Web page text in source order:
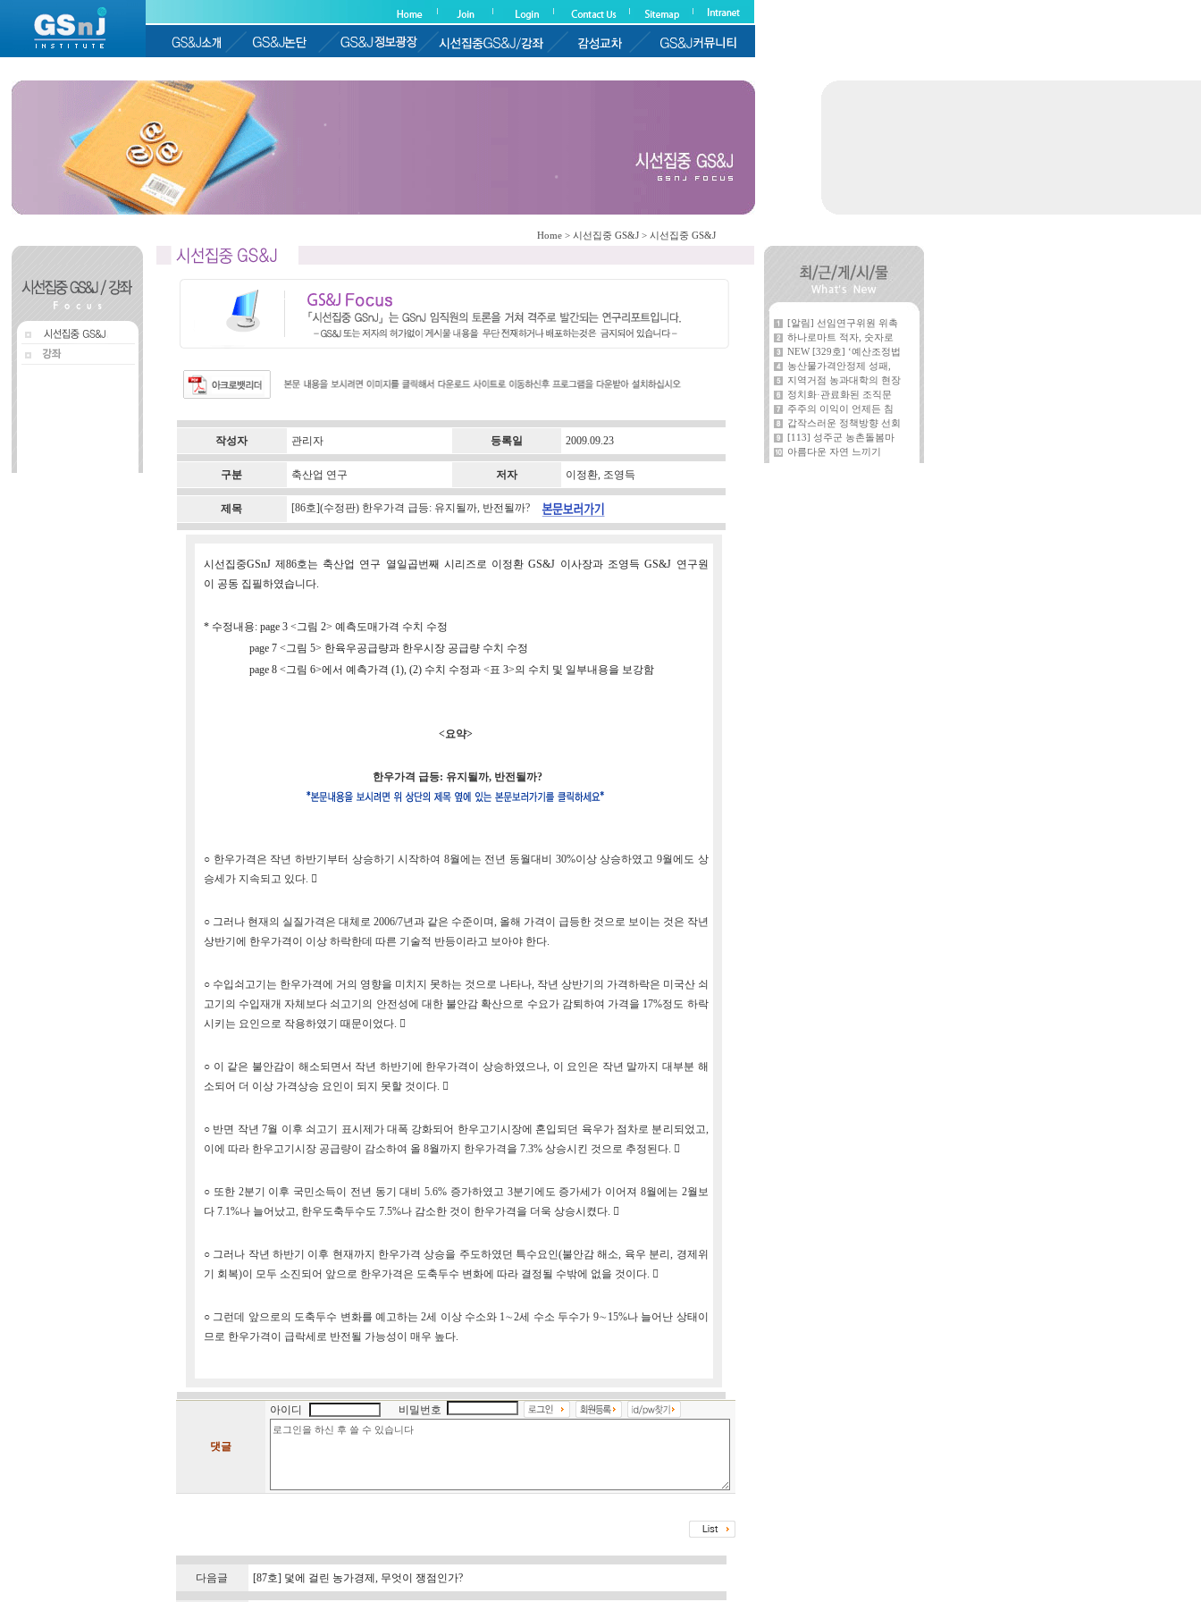
[알림] 선임연구위원 위촉
하나로마트 적자, 숫자로
NEW [329호] ‘예산조정법
농산물가격안정제 성패,
지역거점 농과대학의 현장
정치화·관료화된 조직문
주주의 이익이 언제든 침
갑작스러운 정책방향 선회
[113] 성주군 농촌돌봄마
아름다운 자연 느끼기
Home > 시선집중 GS&J > 시선집중 GS&J
작성자 관리자 등록일 2009.09.23
구분 축산업 연구 저자 이정환, 조영득
제목 [86호](수정판) 한우가격 급등: 유지될까, 반전될까?
시선집중GSnJ 제86호는 축산업 연구 열일곱번째 시리즈로 이정환 GS&J 이사장과 조영득 GS&J 연구원
이 공동 집필하였습니다.
* 수정내용: page 3 <그림 2> 예측도매가격 수치 수정
page 7 <그림 5> 한육우공급량과 한우시장 공급량 수치 수정
page 8 <그림 6>에서 예측가격 (1), (2) 수치 수정과 <표 3>의 수치 및 일부내용을 보강함
<요약>
한우가격 급등: 유지될까, 반전될까?
○ 한우가격은 작년 하반기부터 상승하기 시작하여 8월에는 전년 동월대비 30%이상 상승하였고 9월에도 상
승세가 지속되고 있다. 
○ 그러나 현재의 실질가격은 대체로 2006/7년과 같은 수준이며, 올해 가격이 급등한 것으로 보이는 것은 작년
상반기에 한우가격이 이상 하락한데 따른 기술적 반등이라고 보아야 한다.
○ 수입쇠고기는 한우가격에 거의 영향을 미치지 못하는 것으로 나타나, 작년 상반기의 가격하락은 미국산 쇠
고기의 수입재개 자체보다 쇠고기의 안전성에 대한 불안감 확산으로 수요가 감퇴하여 가격을 17%정도 하락
시키는 요인으로 작용하였기 때문이었다. 
○ 이 같은 불안감이 해소되면서 작년 하반기에 한우가격이 상승하였으나, 이 요인은 작년 말까지 대부분 해
소되어 더 이상 가격상승 요인이 되지 못할 것이다. 
○ 반면 작년 7월 이후 쇠고기 표시제가 대폭 강화되어 한우고기시장에 혼입되던 육우가 점차로 분리되었고,
이에 따라 한우고기시장 공급량이 감소하여 올 8월까지 한우가격을 7.3% 상승시킨 것으로 추정된다. 
○ 또한 2분기 이후 국민소득이 전년 동기 대비 5.6% 증가하였고 3분기에도 증가세가 이어져 8월에는 2월보
다 7.1%나 늘어났고, 한우도축두수도 7.5%나 감소한 것이 한우가격을 더욱 상승시켰다. 
○ 그러나 작년 하반기 이후 현재까지 한우가격 상승을 주도하였던 특수요인(불안감 해소, 육우 분리, 경제위
기 회복)이 모두 소진되어 앞으로 한우가격은 도축두수 변화에 따라 결정될 수밖에 없을 것이다. 
○ 그런데 앞으로의 도축두수 변화를 예고하는 2세 이상 수소와 1∼2세 수소 두수가 9∼15%나 늘어난 상태이
므로 한우가격이 급락세로 반전될 가능성이 매우 높다.
댓글
아이디 비밀번호
다음글 [87호] 덫에 걸린 농가경제, 무엇이 쟁점인가?